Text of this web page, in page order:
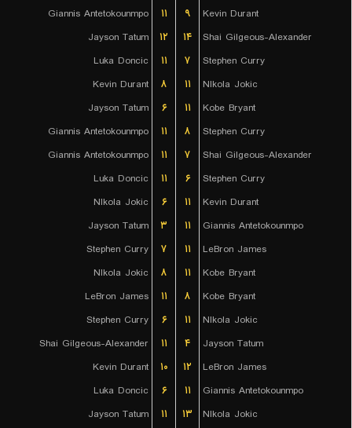
Giannis Antetokounmpo
۱۱ ۹
Kevin Durant
Jayson Tatum
۱۲ ۱۴
Shai Gilgeous-Alexander
Luka Doncic
۱۱ ۷
Stephen Curry
Kevin Durant
۸ ۱۱
NIkola Jokic
Jayson Tatum
۶ ۱۱
Kobe Bryant
Giannis Antetokounmpo
۱۱ ۸
Stephen Curry
Giannis Antetokounmpo
۱۱ ۷
Shai Gilgeous-Alexander
Luka Doncic
۱۱ ۶
Stephen Curry
NIkola Jokic
۶ ۱۱
Kevin Durant
Jayson Tatum
۳ ۱۱
Giannis Antetokounmpo
Stephen Curry
۷ ۱۱
LeBron James
NIkola Jokic
۸ ۱۱
Kobe Bryant
LeBron James
۱۱ ۸
Kobe Bryant
Stephen Curry
۶ ۱۱
NIkola Jokic
Shai Gilgeous-Alexander
۱۱ ۴
Jayson Tatum
Kevin Durant
۱۰ ۱۲
LeBron James
Luka Doncic
۶ ۱۱
Giannis Antetokounmpo
Jayson Tatum
۱۱ ۱۳ NIkola Jokic